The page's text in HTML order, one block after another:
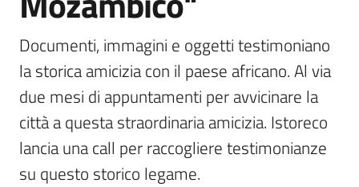
argomenti
T
u
r
i
s
m
o
Documenti, immagini e oggetti testimoniano
la storica amicizia con il paese africano. Al via
due mesi di appuntamenti per avvicinare la
città a questa straordinaria amicizia. Istoreco
lancia una call per raccogliere testimonianze
su questo storico legame.